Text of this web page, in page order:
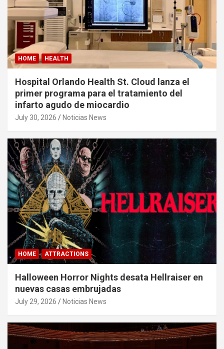
HOME HEALTH
Hospital Orlando Health St. Cloud lanza el
primer programa para el tratamiento del
infarto agudo de miocardio
July 30, 2026 Noticias News
HOME ATTRACTIONS
Halloween Horror Nights desata Hellraiser en
nuevas casas embrujadas
July 29, 2026 Noticias News